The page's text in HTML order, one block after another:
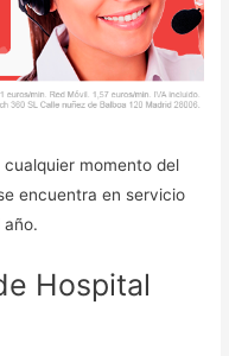
momento del
encuentra en servicio
año.
Hospital